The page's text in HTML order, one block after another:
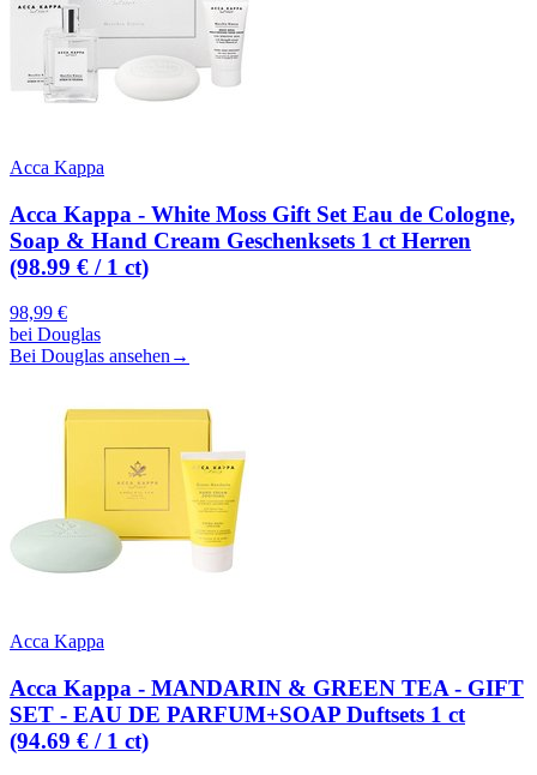
Acca Kappa
Acca Kappa - White Moss Gift Set Eau de Cologne,
Soap & Hand Cream Geschenksets 1 ct Herren
(98.99 € / 1 ct)
98,99 €
bei Douglas
Bei Douglas ansehen →
Acca Kappa
Acca Kappa - MANDARIN & GREEN TEA - GIFT
SET - EAU DE PARFUM+SOAP Duftsets 1 ct
(94.69 € / 1 ct)